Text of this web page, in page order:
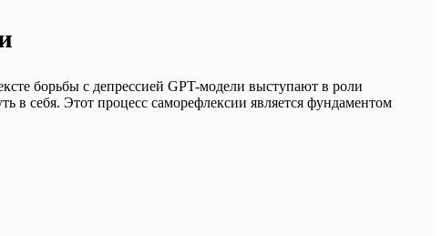
борьбы с депрессией GPT-модели выступают в роли
в себя. Этот процесс саморефлексии является фундаментом